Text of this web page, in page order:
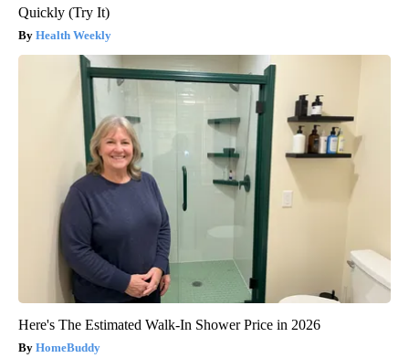
Quickly (Try It)
Health Weekly
Here's The Estimated Walk-In Shower Price in 2026
HomeBuddy